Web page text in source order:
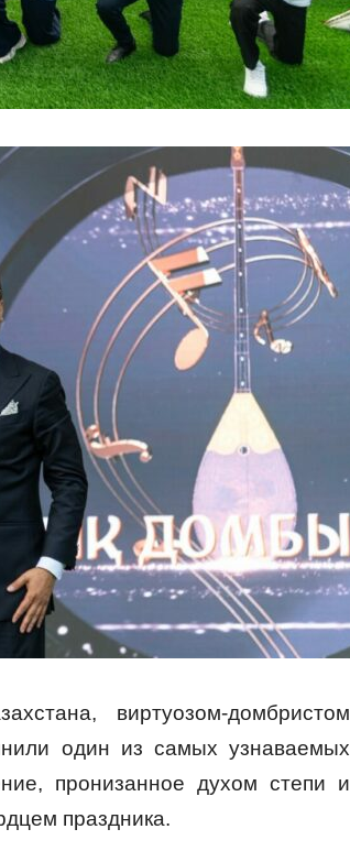
виртуозом-домбристом
один из самых узнаваемых
пронизанное духом степи и
праздника.